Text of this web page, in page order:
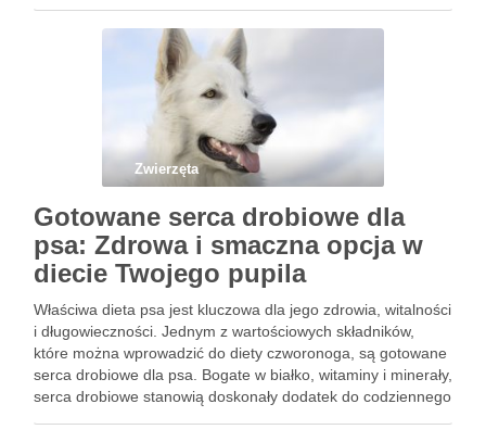
wizyty w tym urokliwym …
Zwierzęta
Gotowane serca drobiowe dla
psa: Zdrowa i smaczna opcja w
diecie Twojego pupila
Właściwa dieta psa jest kluczowa dla jego zdrowia, witalności
i długowieczności. Jednym z wartościowych składników,
które można wprowadzić do diety czworonoga, są gotowane
serca drobiowe dla psa. Bogate w białko, witaminy i minerały,
serca drobiowe stanowią doskonały dodatek do codziennego